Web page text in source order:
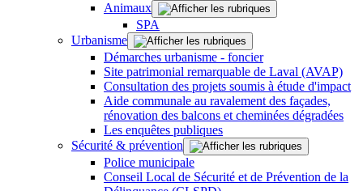
Animaux
SPA
Urbanisme
Démarches urbanisme - foncier
Site patrimonial remarquable de Laval (AVAP)
Consultation des projets soumis à étude d'impact
Aide communale au ravalement des façades,
rénovation des balcons et cheminées dégradées
Les enquêtes publiques
Sécurité & prévention
Police municipale
Conseil Local de Sécurité et de Prévention de la